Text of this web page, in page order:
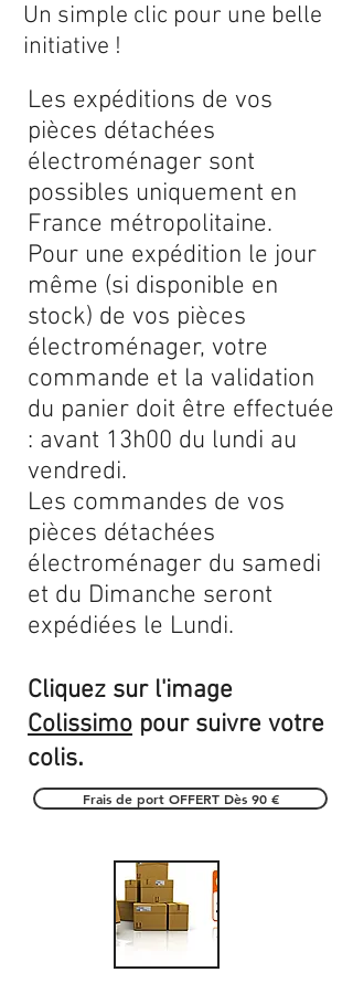
Les expéditions de vos
pièces détachées
électroménager sont
possibles uniquement en
France métropolitaine.
Pour une expédition le jour
même (si disponible en
stock) de vos pièces
électroménager, votre
commande et la validation
du panier doit être effectuée
: avant 13h00 du lundi au
vendredi.
Les commandes de vos
pièces détachées
électroménager du samedi
et du Dimanche seront
expédiées le Lundi.
Cliquez sur l'image
Colissimo pour suivre votre
colis.
Un simple clic pour une belle
initiative !
Frais de port OFFERT Dès 90 €